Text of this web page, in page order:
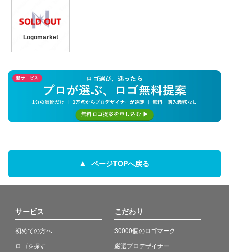
Logomarket
ページTOPへ戻る
サービス
初めての方へ
ロゴを探す
こだわり
30000個のロゴマーク
厳選プロデザイナー